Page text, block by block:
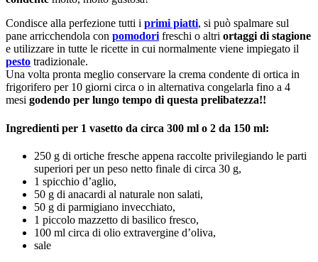
Condisce alla perfezione tutti i primi piatti, si può spalmare sul
pane arricchendola con pomodorifreschi o altri ortaggi di stagione
e utilizzare in tutte le ricette in cui normalmente viene impiegato il
pesto tradizionale.
Una volta pronta meglio conservare la crema condente di ortica in
frigorifero per 10 giorni circa o in alternativa congelarla fino a 4
mesi godendo per lungo tempo di questa prelibatezza!!
Ingredienti per 1 vasetto da circa 300 ml o 2 da 150 ml:
250 g di ortiche fresche appena raccolte privilegiando le parti
superiori per un peso netto finale di circa 30 g,
1 spicchio d’aglio,
50 g di anacardi al naturale non salati,
50 g di parmigiano invecchiato,
1 piccolo mazzetto di basilico fresco,
100 ml circa di olio extravergine d’oliva,
sale